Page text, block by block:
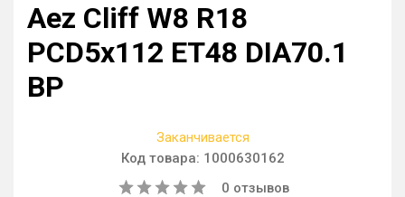
Aez Cliff W8 R18
PCD5x112 ET48 DIA70.1
BP
Заканчивается
Код товара: 1000630162
0 отзывов